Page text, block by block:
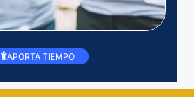
APORTA TIEMPO